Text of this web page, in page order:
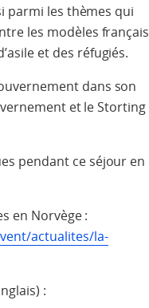
parmi les thèmes qui
les modèles français
et des réfugiés.
dans son
et le Storting
pendant ce séjour en
en Norvège :
actualites/la-
: